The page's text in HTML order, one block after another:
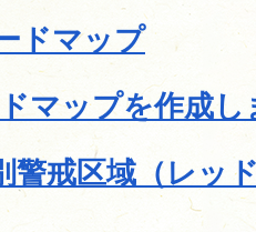
ドマップ
マップを作成し
警戒区域（レッ